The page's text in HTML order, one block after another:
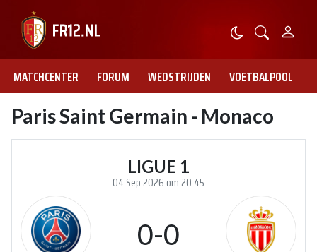
MATCHCENTER FORUM WEDSTRIJDEN VOETBALPOOL
Paris Saint Germain - Monaco
LIGUE 1
04 Sep 2026 om 20:45
0-0